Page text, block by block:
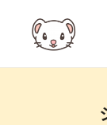
content